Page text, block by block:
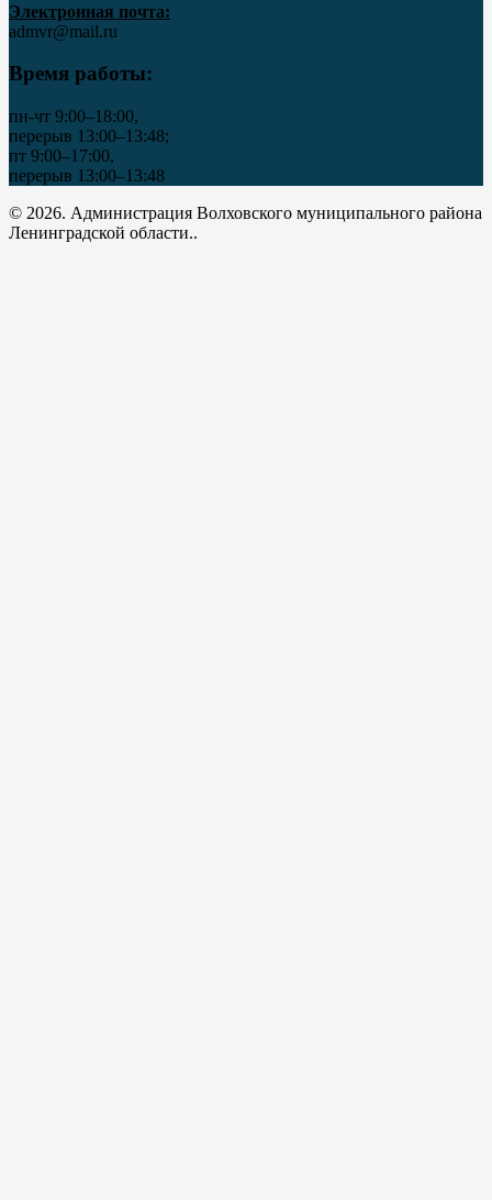
Электронная почта:
admvr@mail.ru
Время работы:
пн-чт 9:00–18:00,
перерыв 13:00–13:48;
пт 9:00–17:00,
перерыв 13:00–13:48
© 2026. Администрация Волховского муниципального района
Ленинградской области..